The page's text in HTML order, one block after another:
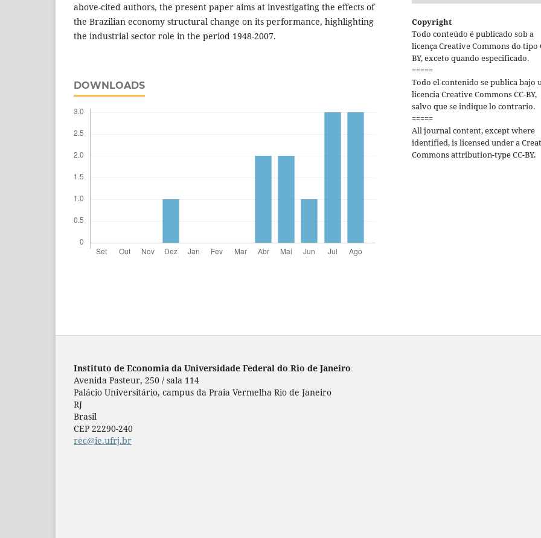
above-cited authors, the present paper aims at investigating the effects of
the Brazilian economy structural change on its performance, highlighting
the industrial sector role in the period 1948-2007.
DOWNLOADS
Copyright
Todo conteúdo é publicado sob a
licença Creative Commons do tipo
BY, exceto quando especificado.
=====
Todo el contenido se publica bajo
licencia Creative Commons CC-BY,
salvo que se indique lo contrario.
=====
All journal content, except where
identified, is licensed under a
Commons attribution-type CC-BY.
Instituto de Economia da Universidade Federal do Rio de Janeiro
Avenida Pasteur, 250 / sala 114
Palácio Universitário, campus da Praia Vermelha Rio de Janeiro
RJ
Brasil
CEP 22290-240
rec@ie.ufrj.br